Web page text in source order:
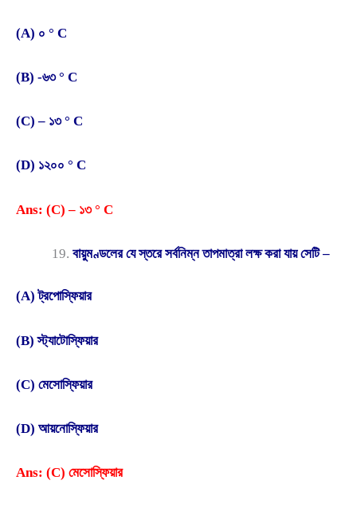
(A) ০ ° C
(B) -৬৩ ° C
(C) – ১৩ ° C
(D) ১২০০ ° C
Ans: (C) – ১৩ ° C
বায়ুমণ্ডলের যে স্তরে সর্বনিম্ন তাপমাত্রা লক্ষ করা যায় সেটি –
(A) ট্রপোস্ফিয়ার
(B) স্ট্যাটোস্ফিয়ার
(C) মেসোস্ফিয়ার
(D) আয়নোস্ফিয়ার
Ans: (C) মেসোস্ফিয়ার